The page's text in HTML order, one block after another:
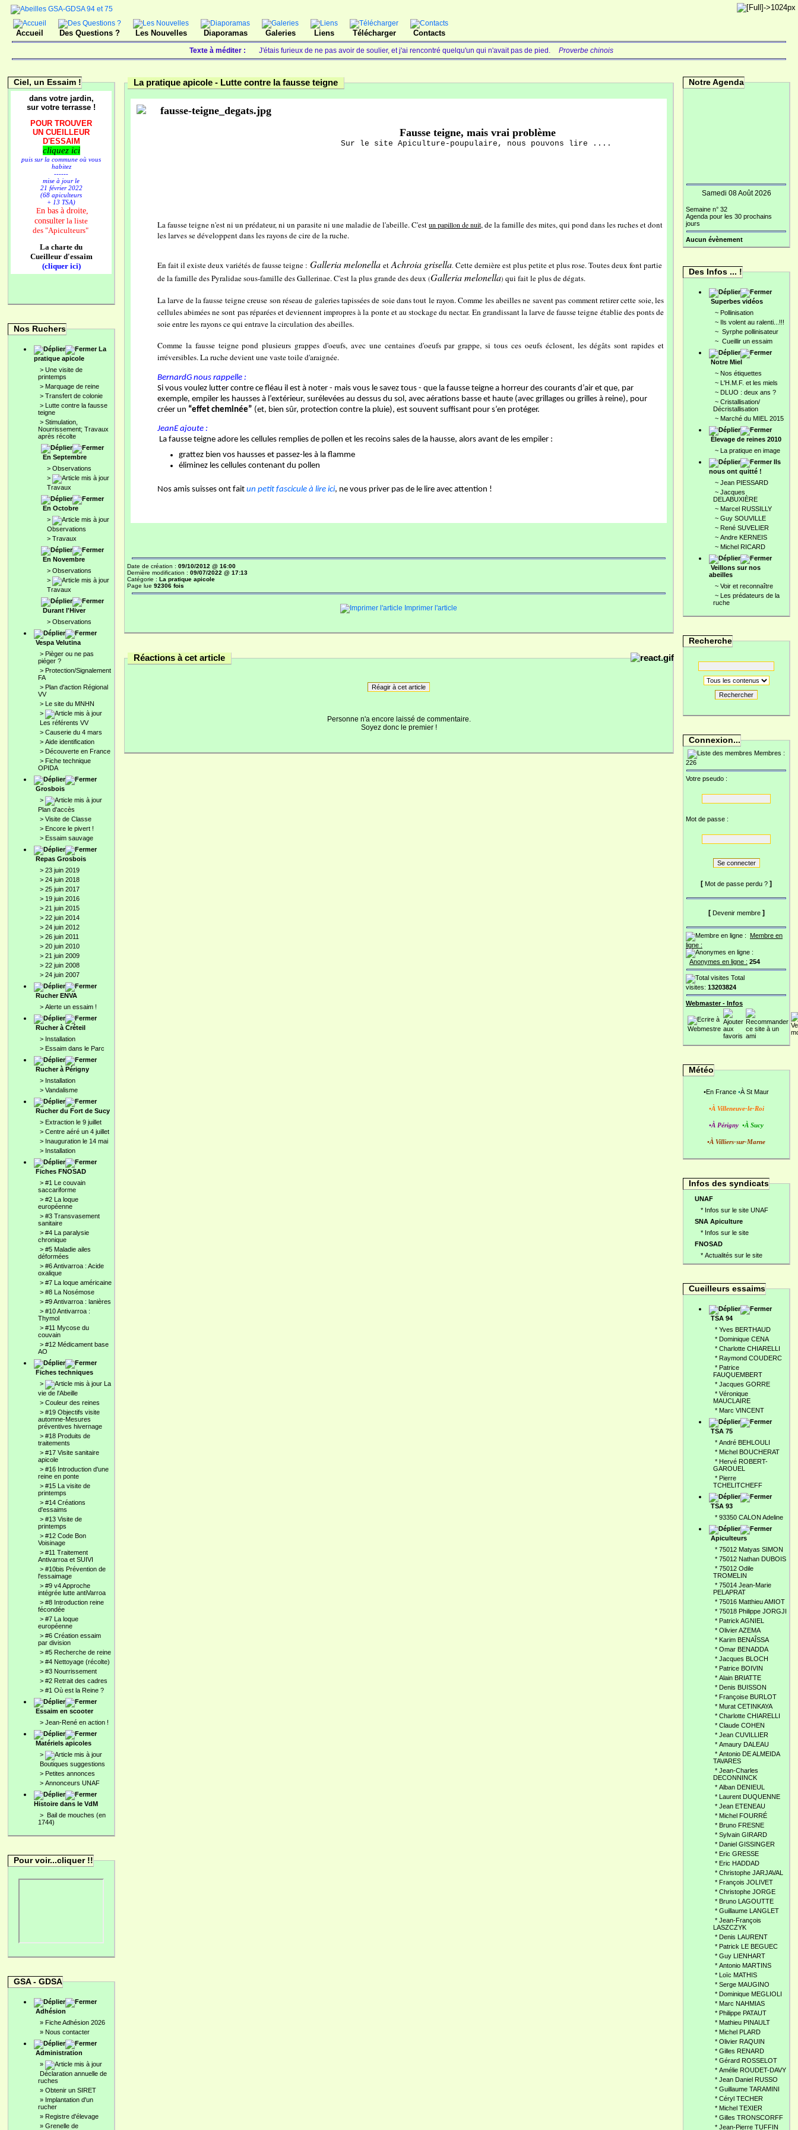
Accueil Des Questions ? Les Nouvelles Diaporamas Galeries Liens Télécharger Contacts
Texte à méditer : J'étais furieux de ne pas avoir de soulier, et j'ai rencontré quelqu'un qui n'avait pas de pied. Proverbe chinois
Ciel, un Essaim !
dans votre jardin,
sur votre terrasse !
POUR TROUVER
UN CUEILLEUR
D'ESSAIM
cliquez ici
puis sur la commune où vous
habitez
------
mise à jour le
21 février 2022
(68 apiculteurs
+ 13 TSA)
En bas à droite,
consulter la liste
des "Apiculteurs"
La charte du
Cueilleur d'essaim
(cliquer ici)
Nos Ruchers
La
pratique apicole
> Une visite de
printemps
> Marquage de reine
> Transfert de colonie
> Lutte contre la fausse
teigne
> Stimulation,
Nourrissement; Travaux
après récolte
En Septembre
> Observations
>
Travaux
En Octobre
>
Observations
> Travaux
En Novembre
> Observations
>
Travaux
Durant l'Hiver
> Observations
Vespa Velutina
> Pièger ou ne pas
piéger ?
> Protection/Signalement
FA
> Plan d'action Régional
VV
> Le site du MNHN
>
Les référents VV
> Causerie du 4 mars
> Aide identification
> Découverte en France
> Fiche technique
OPIDA
Grosbois
>
Plan d'accès
> Visite de Classe
> Encore le pivert !
> Essaim sauvage
Repas Grosbois
> 23 juin 2019
> 24 juin 2018
> 25 juin 2017
> 19 juin 2016
> 21 juin 2015
> 22 juin 2014
> 24 juin 2012
> 26 juin 2011
> 20 juin 2010
> 21 juin 2009
> 22 juin 2008
> 24 juin 2007
Rucher ENVA
> Alerte un essaim !
Rucher à Créteil
> Installation
> Essaim dans le Parc
Rucher à Périgny
> Installation
> Vandalisme
Rucher du Fort de Sucy
> Extraction le 9 juillet
> Centre aéré un 4 juillet
> Inauguration le 14 mai
> Installation
Fiches FNOSAD
> #1 Le couvain
saccariforme
> #2 La loque
européenne
> #3 Transvasement
sanitaire
> #4 La paralysie
chronique
> #5 Maladie ailes
déformées
> #6 Antivarroa : Acide
oxalique
> #7 La loque américaine
> #8 La Nosémose
> #9 Antivarroa : lanières
> #10 Antivarroa :
Thymol
> #11 Mycose du
couvain
> #12 Médicament base
AO
Fiches techniques
>
La
vie de l'Abeille
> Couleur des reines
> #19 Objectifs visite
automne-Mesures
préventives hivernage
> #18 Produits de
traitements
> #17 Visite sanitaire
apicole
> #16 Introduction d'une
reine en ponte
> #15 La visite de
printemps
> #14 Créations
d'essaims
> #13 Visite de
printemps
> #12 Code Bon
Voisinage
> #11 Traitement
Antivarroa et SUIVI
> #10bis Prévention de
l'essaimage
> #9 v4 Approche
intégrée lutte antiVarroa
> #8 Introduction reine
fécondée
> #7 La loque
européenne
> #6 Création essaim
par division
> #5 Recherche de reine
> #4 Nettoyage (récolte)
> #3 Nourrissement
> #2 Retrait des cadres
> #1 Où est la Reine ?
Essaim en scooter
> Jean-René en action !
Matériels apicoles
>
Boutiques suggestions
> Petites annonces
> Annonceurs UNAF
Histoire dans le VdM
> Bail de mouches (en
1744)
Pour voir...cliquer !!
GSA - GDSA
Adhésion
» Fiche Adhésion 2026
» Nous contacter
Administration
»
Déclaration annuelle de
ruches
» Obtenir un SIRET
» Implantation d'un
rucher
» Registre d'élevage
» Grenelle de
La pratique apicole - Lutte contre la fausse teigne
Fausse teigne, mais vrai problème
Sur le site Apiculture-poupulaire, nous pouvons lire ....
La fausse teigne n'est ni un prédateur, ni un parasite ni une maladie de l'abeille. C'estun papillon de nuit, de la famille des mites, qui pond dans les ruches et dont
les larves se développent dans les rayons de cire de la ruche.
En fait il existe deux variétés de fausse teigne : Galleria melonella et Achroia grisella. Cette dernière est plus petite et plus rose. Toutes deux font partie
de la famille des Pyralidae sous-famille des Gallerinae. C'est la plus grande des deux (Galleria melonella) qui fait le plus de dégats.
La larve de la fausse teigne creuse son réseau de galeries tapissées de soie dans tout le rayon. Comme les abeilles ne savent pas comment retirer cette soie, les
cellules abimées ne sont pas réparées et deviennent impropres à la ponte et au stockage du nectar. En grandissant la larve de fausse teigne établie des ponts de
soie entre les rayons ce qui entrave la circulation des abeilles.
Comme la fausse teigne pond plusieurs grappes d'oeufs, avec une centaines d'oeufs par grappe, si tous ces oeufs éclosent, les dégâts sont rapides et
irréversibles. La ruche devient une vaste toile d'araignée.
BernardG nous rappelle :
Si vous voulez lutter contre ce fléau il est à noter - mais vous le savez tous - que la fausse teigne a horreur des courants d’air et que, par
exemple, empiler les hausses à l’extérieur, surélevées au dessus du sol, avec aérations basse et haute (avec grillages ou grilles à reine), pour
créer un “effet cheminée” (et, bien sûr, protection contre la pluie), est souvent suffisant pour s’en protéger.
JeanE ajoute :
La fausse teigne adore les cellules remplies de pollen et les recoins sales de la hausse, alors avant de les empiler :
grattez bien vos hausses et passez-les à la flamme
éliminez les cellules contenant du pollen
Nos amis suisses ont fait un petit fascicule à lire ici, ne vous priver pas de le lire avec attention !
Date de création : 09/10/2012 @ 16:00
Dernière modification : 09/07/2022 @ 17:13
Catégorie : La pratique apicole
Page lue 92306 fois
Imprimer l'article
Réactions à cet article
Réagir à cet article
Personne n'a encore laissé de commentaire.
Soyez donc le premier !
Notre Agenda
Samedi 08 Août 2026
Semaine n° 32
Agenda pour les 30 prochains
jours
Aucun évènement
Des Infos ... !
Superbes vidéos
~ Pollinisation
~ Ils volent au ralenti...!!!
~ Syrphe pollinisateur
~ Cueillir un essaim
Notre Miel
~ Nos étiquettes
~ L'H.M.F. et les miels
~ DLUO : deux ans ?
~ Cristallisation/
Décristallisation
~ Marché du MIEL 2015
Élevage de reines 2010
~ La pratique en image
Ils
nous ont quitté !
~ Jean PIESSARD
~ Jacques
DELABUXIÈRE
~ Marcel RUSSILLY
~ Guy SOUVILLE
~ René SUVELIER
~ Andre KERNEIS
~ Michel RICARD
Veillons sur nos
abeilles
~ Voir et reconnaître
~ Les prédateurs de la
ruche
Recherche
Rechercher
Connexion...
Membres :
226
Votre pseudo :
Mot de passe :
[ Mot de passe perdu ? ]
[ Devenir membre]
Membre en
ligne :
Anonymes en ligne : 254
Total
visites: 13203824
Webmaster - Infos
Météo
•En France •À St Maur
•À Villeneuve-le-Roi
•À Périgny •À Sucy
•À Villiers-sur-Marne
Infos des syndicats
UNAF
* Infos sur le site UNAF
SNA Apiculture
* Infos sur le site
FNOSAD
* Actualités sur le site
Cueilleurs essaims
TSA 94
* Yves BERTHAUD
* Dominique CENA
* Charlotte CHIARELLI
* Raymond COUDERC
* Patrice
FAUQUEMBERT
* Jacques GORRE
* Véronique
MAUCLAIRE
* Marc VINCENT
TSA 75
* André BEHLOULI
* Michel BOUCHERAT
* Hervé ROBERT-
GAROUEL
* Pierre
TCHELITCHEFF
TSA 93
* 93350 CALON Adeline
Apiculteurs
* 75012 Matyas SIMON
* 75012 Nathan DUBOIS
* 75012 Odile
TROMELIN
* 75014 Jean-Marie
PELAPRAT
* 75016 Matthieu AMIOT
* 75018 Philippe JORGJI
* Patrick AGNIEL
* Olivier AZEMA
* Karim BENAÎSSA
* Omar BENADDA
* Jacques BLOCH
* Patrice BOIVIN
* Alain BRIATTE
* Denis BUISSON
* Françoise BURLOT
* Murat CETINKAYA
* Charlotte CHIARELLI
* Claude COHEN
* Jean CUVILLIER
* Amaury DALEAU
* Antonio DE ALMEIDA
TAVARES
* Jean-Charles
DECONNINCK
* Alban DENIEUL
* Laurent DUQUENNE
* Jean ETENEAU
* Michel FOURRÉ
* Bruno FRESNE
* Sylvain GIRARD
* Daniel GISSINGER
* Eric GRESSE
* Eric HADDAD
* Christophe JARJAVAL
* François JOLIVET
* Christophe JORGE
* Bruno LAGOUTTE
* Guillaume LANGLET
* Jean-François
LASZCZYK
* Denis LAURENT
* Patrick LE BEGUEC
* Guy LIENHART
* Antonio MARTINS
* Loïc MATHIS
* Serge MAUGINO
* Dominique MEGLIOLI
* Marc NAHMIAS
* Philippe PATAUT
* Mathieu PINAULT
* Michel PLARD
* Olivier RAQUIN
* Gilles RENARD
* Gérard ROSSELOT
* Amélie ROUDET-DAVY
* Jean Daniel RUSSO
* Guillaume TARAMINI
* Céryl TECHER
* Michel TEXIER
* Gilles TRONSCORFF
* Jean-Pierre TUFFIN